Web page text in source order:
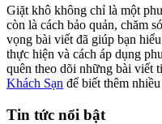
Giặt khô không chỉ là một
còn là cách bảo quản, chăm
vọng bài viết đã giúp bạn
thực hiện và cách áp dụng
quên theo dõi những bài viết
Khách Sạn để biết thêm
Tin tức nổi bật